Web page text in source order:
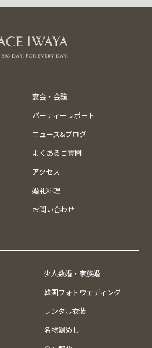
宴会・会議
パーティーレポート
ニュース&ブログ
よくあるご質問
アクセス
婚礼料理
お問い合わせ
少人数婚・家族婚
韓国フォトウェディング
レンタル衣装
名物鯛めし